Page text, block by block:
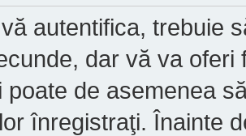
autentifica, trebuie
dar vă va oferi
poate de asemenea
înregistraţi. Înainte